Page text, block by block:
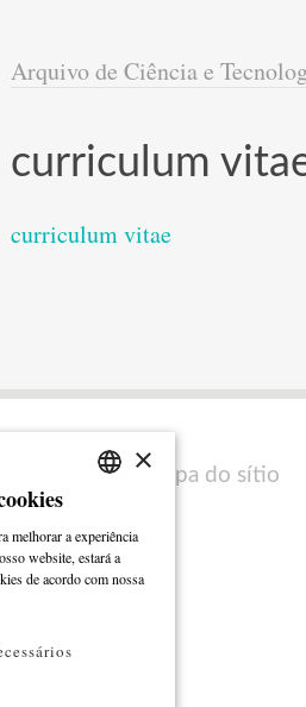
Arquivo de Ciência e
curriculum
curriculum vitae
Mapa do sítio
ENGLISH
×
melhorar a experiência
website, estará a
de acordo com nossa